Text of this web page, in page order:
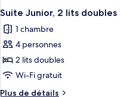
Suite Junior, 2 lits doubles
1 chambre
4 personnes
2 lits doubles
Wi-Fi gratuit
Plus de détails
Plus